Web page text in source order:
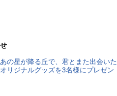
の星が降る丘で、君とまた出会いた
リジナルグッズを3名様にプレゼン